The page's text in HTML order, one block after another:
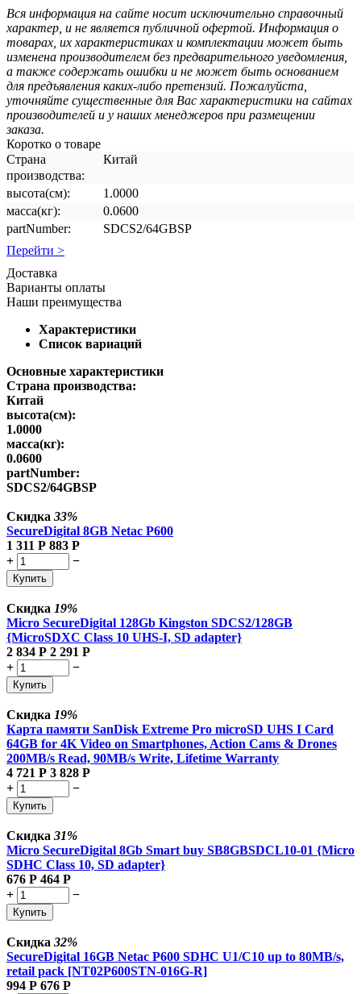
Вся информация на сайте носит исключительно справочный
характер, и не является публичной офертой. Информация о
товарах, их характеристиках и комплектации может быть
изменена производителем без предварительного уведомления,
а также содержать ошибки и не может быть основанием
для предъявления каких-либо претензий. Пожалуйста,
уточняйте существенные для Вас характеристики на сайтах
производителей и у наших менеджеров при размещении
заказа.
Коротко о товаре
Страна
производства:
Китай
высота(см):
1.0000
масса(кг):
0.0600
partNumber:
SDCS2/64GBSP
Перейти >
Доставка
Варианты оплаты
Наши преимущества
Характеристики
Список вариаций
Основные характеристики
Страна производства:
Китай
высота(см):
1.0000
масса(кг):
0.0600
partNumber:
SDCS2/64GBSP
Скидка 33%
SecureDigital 8GB Netac P600
1 311 Р 883 Р
+
−
Купить
Скидка 19%
Micro SecureDigital 128Gb Kingston SDCS2/128GB
{MicroSDXC Class 10 UHS-I, SD adapter}
2 834 Р 2 291 Р
+
−
Купить
Скидка 19%
Карта памяти SanDisk Extreme Pro microSD UHS I Card
64GB for 4K Video on Smartphones, Action Cams & Drones
200MB/s Read, 90MB/s Write, Lifetime Warranty
4 721 Р 3 828 Р
+
−
Купить
Скидка 31%
Micro SecureDigital 8Gb Smart buy SB8GBSDCL10-01 {Micro
SDHC Class 10, SD adapter}
676 Р 464 Р
+
−
Купить
Скидка 32%
SecureDigital 16GB Netac P600 SDHC U1/C10 up to 80MB/s,
retail pack [NT02P600STN-016G-R]
994 Р 676 Р